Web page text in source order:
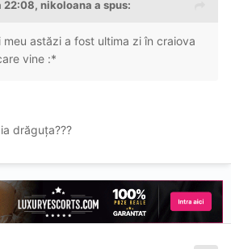
22:08, nikoloana a spus:
astăzi a fost ultima zi în craiova
vine :*
drăguța???